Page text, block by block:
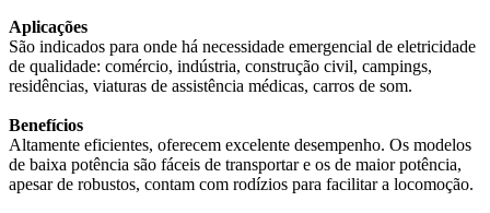
Aplicações
São indicados para onde há necessidade emergencial de eletricidade
de qualidade: comércio, indústria, construção civil, campings,
residências, viaturas de assistência médicas, carros de som.
Benefícios
Altamente eficientes, oferecem excelente desempenho. Os modelos
de baixa potência são fáceis de transportar e os de maior potência,
apesar de robustos, contam com rodízios para facilitar a locomoção.